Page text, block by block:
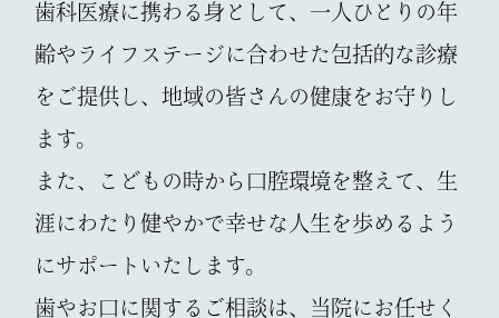
【臨時休診のお知らせ】
6月4日（木）は院内研修のため、11:30～
14:00の間を休診とさせていただきます。
休診時間中はお電話でのお問い合わせにも
対応できませんので、あらかじめご了承く
ださい。
患者さまにはご不便をおかけいたします
が、ご理解のほどよろしくお願いいたしま
す。
歯科医療に携わる身として、一人ひとりの年
齢やライフステージに合わせた包括的な診療
をご提供し、地域の皆さんの健康をお守りし
ます。
また、こどもの時から口腔環境を整えて、 生
涯にわたり健やかで幸せな人生を歩めるよう
にサポートいたします。
歯やお口に関するご相談は、当院にお任せく